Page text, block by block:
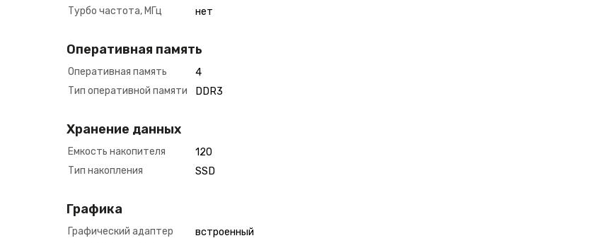
Турбо частота, МГц
нет
Оперативная память
Оперативная память
4
Тип оперативной памяти
DDR3
Хранение данных
Емкость накопителя
120
Тип накопления
SSD
Графика
Графический адаптер
встроенный